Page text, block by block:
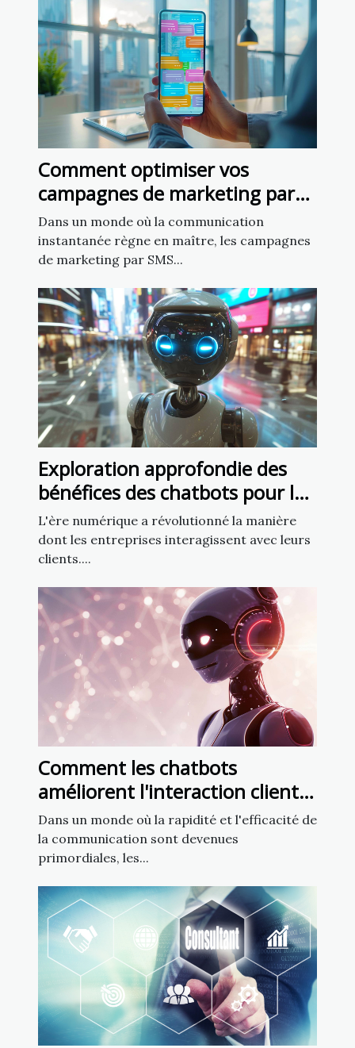
Comment optimiser vos
campagnes de marketing par
SMS pour un impact maximal
Dans un monde où la communication
instantanée règne en maître, les campagnes
de marketing par SMS...
Exploration approfondie des
bénéfices des chatbots pour la
fidélisation client
L'ère numérique a révolutionné la manière
dont les entreprises interagissent avec leurs
clients....
Comment les chatbots
améliorent l'interaction client
dans le secteur francophone
Dans un monde où la rapidité et l'efficacité de
la communication sont devenues
primordiales, les...